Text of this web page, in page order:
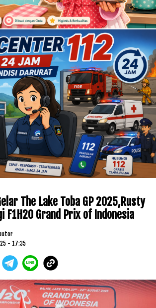
The Lake Toba GP 2025,Rusty
F1H2O Grand Prix of Indonesia
- 17:35